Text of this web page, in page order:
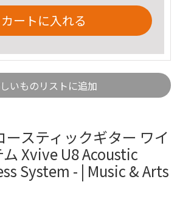
カートに入れる
いものリストに追加
ースティックギター ワイ
Xvive U8 Acoustic
System - | Music & Arts